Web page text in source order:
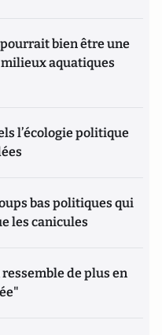
pourrait bien être une
aquatiques
l’écologie politique
bas politiques qui
les canicules
de plus en